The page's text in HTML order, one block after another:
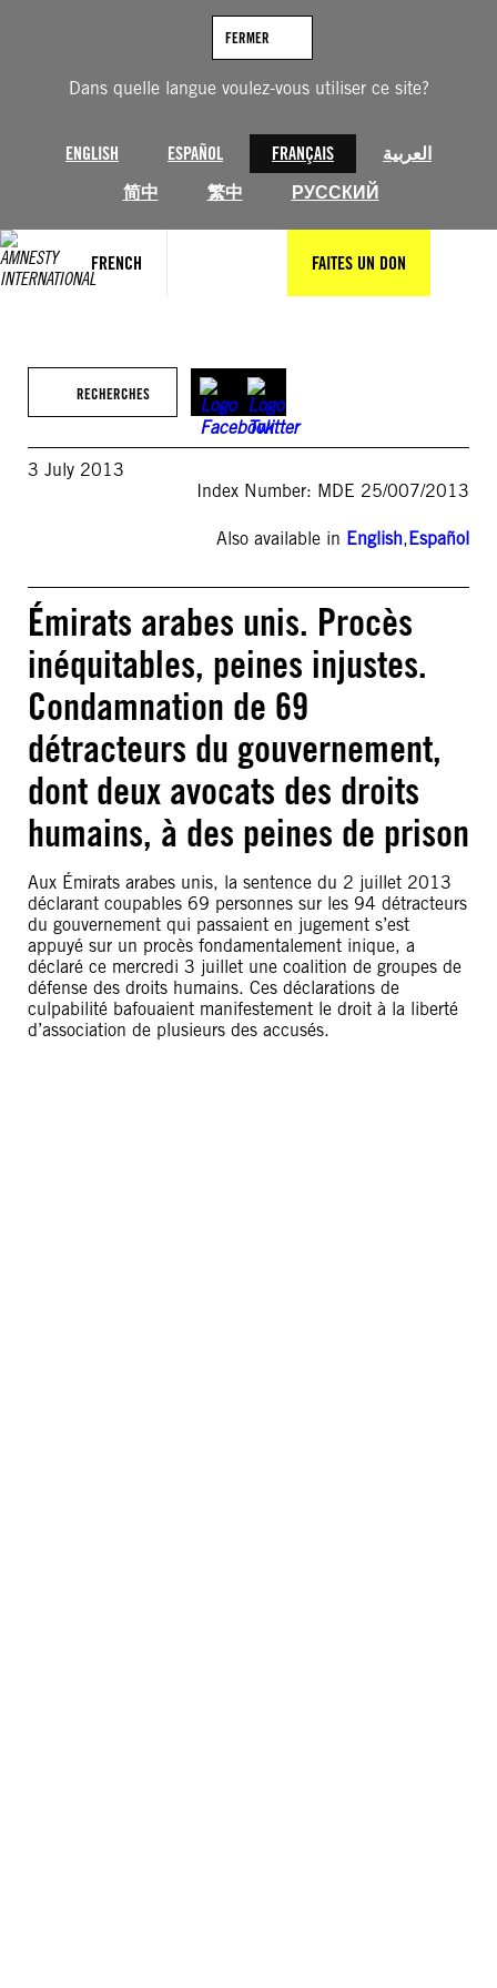
Dans quelle langue voulez-vous utiliser ce site?
ENGLISH ESPAÑOL FRANÇAIS
العربية
简中
繁中 РУССКИЙ
FERMER
FRENCH FAITES UN DON
RECHERCHES
3 July 2013
Index Number: MDE 25/007/2013
Also available in English,Español
Émirats arabes unis. Procès
inéquitables, peines injustes.
Condamnation de 69
détracteurs du gouvernement,
dont deux avocats des droits
humains, à des peines de prison
Aux Émirats arabes unis, la sentence du 2 juillet 2013
déclarant coupables 69 personnes sur les 94 détracteurs
du gouvernement qui passaient en jugement s’est
appuyé sur un procès fondamentalement inique, a
déclaré ce mercredi 3 juillet une coalition de groupes de
défense des droits humains. Ces déclarations de
culpabilité bafouaient manifestement le droit à la liberté
d’association de plusieurs des accusés.